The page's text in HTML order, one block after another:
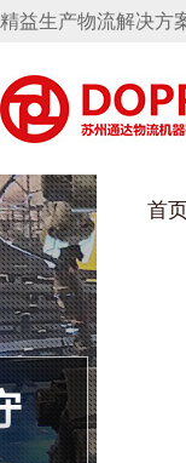
精益生产物流解决方案提
首
葫芦娃短
丝车/纺丝车
乌龟车/平台
钢板箱
货架系统
化纤纺织行
化工行业